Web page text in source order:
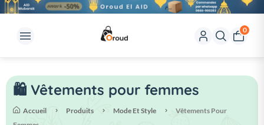
0
🛍️ Vêtements pour femmes
Accueil Produits Mode Et Style
Vêtements Pour